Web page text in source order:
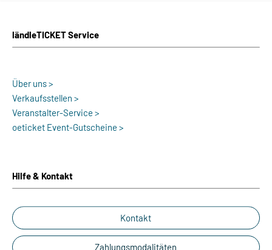
ländleTICKET Service
Über uns >
Verkaufsstellen >
Veranstalter-Service >
oeticket Event-Gutscheine >
Hilfe & Kontakt
Kontakt
Zahlungsmodalitäten